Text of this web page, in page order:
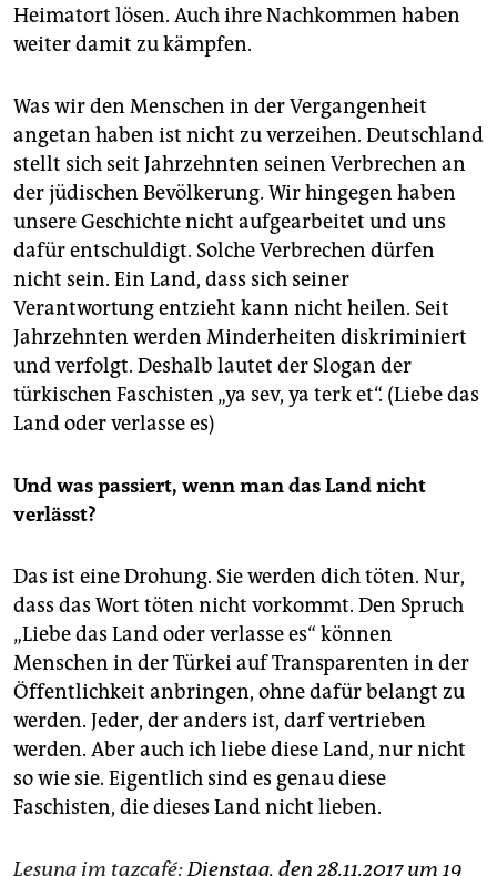
Heimatort lösen. Auch ihre Nachkommen haben
weiter damit zu kämpfen.
Was wir den Menschen in der Vergangenheit
angetan haben ist nicht zu verzeihen. Deutschland
stellt sich seit Jahrzehnten seinen Verbrechen an
der jüdischen Bevölkerung. Wir hingegen haben
unsere Geschichte nicht aufgearbeitet und uns
dafür entschuldigt. Solche Verbrechen dürfen
nicht sein. Ein Land, dass sich seiner
Verantwortung entzieht kann nicht heilen. Seit
Jahrzehnten werden Minderheiten diskriminiert
und verfolgt. Deshalb lautet der Slogan der
türkischen Faschisten „ya sev, ya terk et“. (Liebe das
Land oder verlasse es)
Und was passiert, wenn man das Land nicht
verlässt?
Das ist eine Drohung. Sie werden dich töten. Nur,
dass das Wort töten nicht vorkommt. Den Spruch
„Liebe das Land oder verlasse es“ können
Menschen in der Türkei auf Transparenten in der
Öffentlichkeit anbringen, ohne dafür belangt zu
werden. Jeder, der anders ist, darf vertrieben
werden. Aber auch ich liebe diese Land, nur nicht
so wie sie. Eigentlich sind es genau diese
Faschisten, die dieses Land nicht lieben.
Lesung im tazcafé: Dienstag, den 28.11.2017 um 19